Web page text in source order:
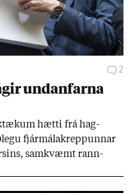
2
und­an­farna
hætti frá hag­
fjár­málakrepp­unn­ar
sam­kvæmt rann­